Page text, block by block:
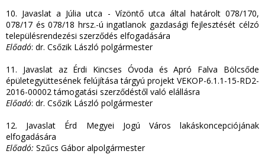
10. Javaslat a Júlia utca - Vízöntő utca által határolt 078/170,
078/17 és 078/18 hrsz.-ú ingatlanok gazdasági fejlesztését célzó
településrendezési szerződés elfogadására
Előadó: dr. Csőzik László polgármester
11. Javaslat az Érdi Kincses Óvoda és Apró Falva Bölcsőde
épületegyüttesének felújítása tárgyú projekt VEKOP-6.1.1-15-RD2-
2016-00002 támogatási szerződéstől való elállásra
Előadó: dr. Csőzik László polgármester
12. Javaslat Érd Megyei Jogú Város lakáskoncepciójának
elfogadására
Előadó: Szűcs Gábor alpolgármester